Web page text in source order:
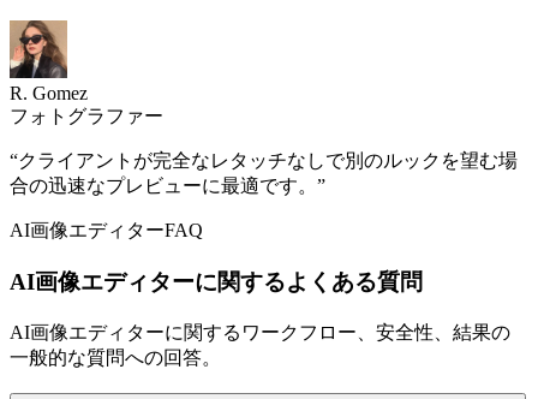
R. Gomez
フォトグラファー
“クライアントが完全なレタッチなしで別のルックを望む場
合の迅速なプレビューに最適です。 ”
AI画像エディターFAQ
AI画像エディターに関するよくある質問
AI画像エディターに関するワークフロー、安全性、結果の
一般的な質問への回答。